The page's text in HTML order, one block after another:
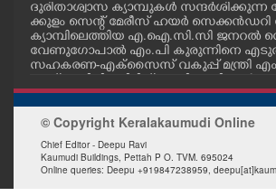
LIFESTYLE
SPIRITUAL
INFO+
ART
ദുരിതാശ്വാസ ക്യാമ്പുകൾ സന്ദർശിക്കുന്ന
ക്കുളം സെന്റ് മേരീസ് ഹയർ
ക്യാമ്പിലെത്തിയ എ.ഐ.സി.സി ജനറൽ
വേണുഗോപാൽ എം.പി കുരുന്നിനെ എടുത്ത്
സഹകരണ-എക്സൈസ് വകുപ്പ് മന്ത്രി
ന്നിവർ സമീപം
© Copyright Keralakaumudi Online
Chief Editor - Deepu Ravi
Kaumudi Buildings, Pettah P O. TVM. 695024
Online queries: Deepu +919847238959,